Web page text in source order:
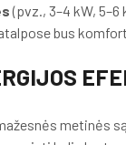
(pvz., 3–4 kW,
bus
metinės